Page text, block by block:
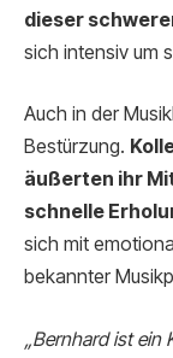
dieser
sich intensiv um
Auch in der
Bestürzung.
äußerten ihr
schnelle
sich mit
bekannter
„Bernhard ist ein